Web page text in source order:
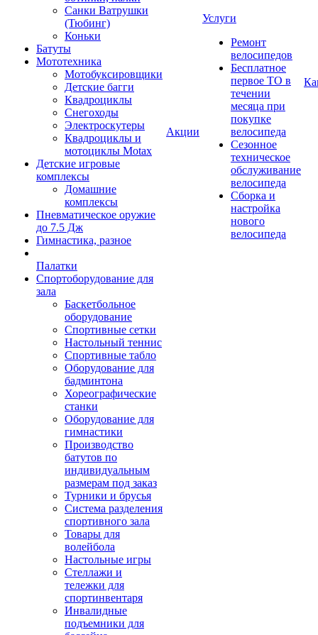
Санки Ватрушки
(Тюбинг)
Коньки
Батуты
Мототехника
Мотобуксировщики
Детские багги
Квадроциклы
Снегоходы
Электроскутеры
Квадроциклы и
мотоциклы Motax
Детские игровые
комплексы
Домашние
комплексы
Пневматическое оружие
до 7.5 Дж
Гимнастика, разное
Палатки
Спортоборудование для
зала
Баскетбольное
оборудование
Спортивные сетки
Настольный теннис
Спортивные табло
Оборудование для
бадминтона
Хореографические
станки
Оборудование для
гимнастики
Производство
батутов по
индивидуальным
размерам под заказ
Турники и брусья
Система разделения
спортивного зала
Товары для
волейбола
Настольные игры
Стеллажи и
тележки для
спортинвентаря
Инвалидные
подъемники для
Акции
Услуги
Ремонт
велосипедов
Бесплатное
первое ТО в
течении
месяца при
покупке
велосипеда
Сезонное
техническое
обслуживание
велосипеда
Сборка и
настройка
нового
велосипеда